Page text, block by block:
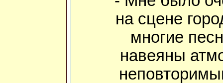
на сцене
многие
навеяны